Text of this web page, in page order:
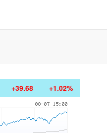
+39.68 +1.02%